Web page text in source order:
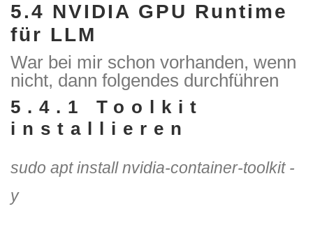
5.4 NVIDIA GPU Runtime
für LLM
War bei mir schon vorhanden, wenn
nicht, dann folgendes durchführen
5.4.1 Toolkit
installieren
sudo apt install nvidia-container-toolkit -
y